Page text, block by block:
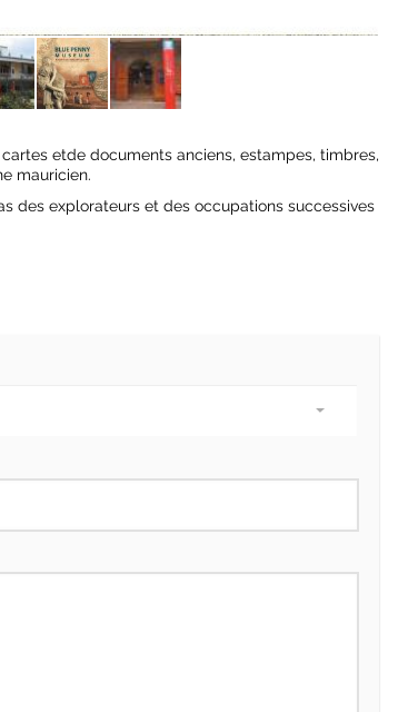
etde documents anciens, estampes, timbres,
mauricien.
des explorateurs et des occupations successives